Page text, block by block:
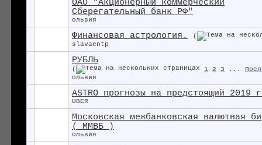
ОАО "Акционерный коммерческий
Сберегательный банк РФ"
ольвия
Финансовая астрология.
(
slavaentp
РУБЛЬ
( 1 2 3 ...
ольвия
ASTRO прогнозы на предстоящий 2019
UBER
Московская межбанковская валютная
( ММВБ )
ольвия